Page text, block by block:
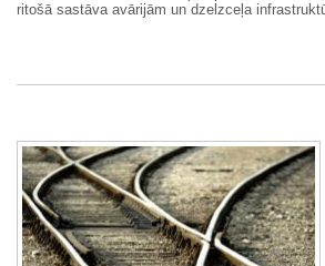
ritošā sastāva avārijām un dzelzceļa